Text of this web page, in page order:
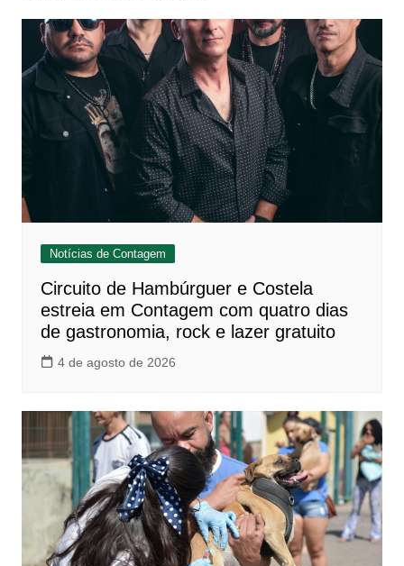
Notícias de Contagem
Circuito de Hambúrguer e Costela
estreia em Contagem com quatro dias
de gastronomia, rock e lazer gratuito
4 de agosto de 2026